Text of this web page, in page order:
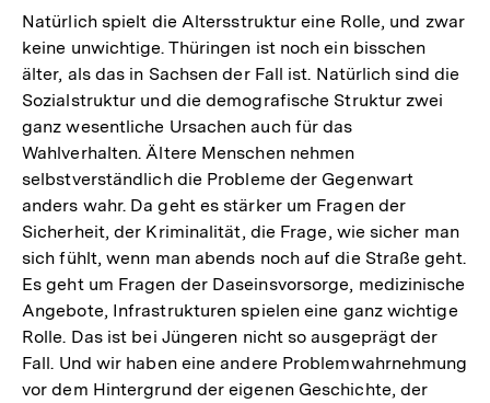
Natürlich spielt die Altersstruktur eine Rolle, und zwar
keine unwichtige. Thüringen ist noch ein bisschen
älter, als das in Sachsen der Fall ist. Natürlich sind die
Sozialstruktur und die demografische Struktur zwei
ganz wesentliche Ursachen auch für das
Wahlverhalten. Ältere Menschen nehmen
selbstverständlich die Probleme der Gegenwart
anders wahr. Da geht es stärker um Fragen der
Sicherheit, der Kriminalität, die Frage, wie sicher man
sich fühlt, wenn man abends noch auf die Straße geht.
Es geht um Fragen der Daseinsvorsorge, medizinische
Angebote, Infrastrukturen spielen eine ganz wichtige
Rolle. Das ist bei Jüngeren nicht so ausgeprägt der
Fall. Und wir haben eine andere Problemwahrnehmung
vor dem Hintergrund der eigenen Geschichte, der